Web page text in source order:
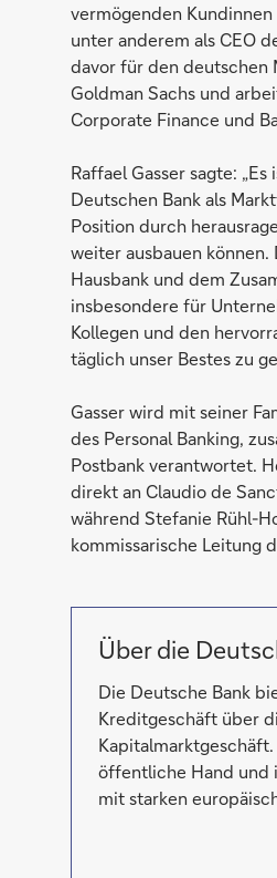
vermögenden
unter anderem als CEO
davor für den deutschen
Goldman Sachs und
Corporate Finance und
Raffael Gasser sagte:
Deutschen Bank als
Position durch
weiter ausbauen können.
Hausbank und dem
insbesondere für
Kollegen und den
täglich unser Bestes zu
Gasser wird mit seiner
des Personal Banking,
Postbank verantwortet.
direkt an Claudio de
während Stefanie Rühl-
kommissarische Leitung
Über die
Die Deutsche Bank
Kreditgeschäft über
öffentliche Hand und
mit starken